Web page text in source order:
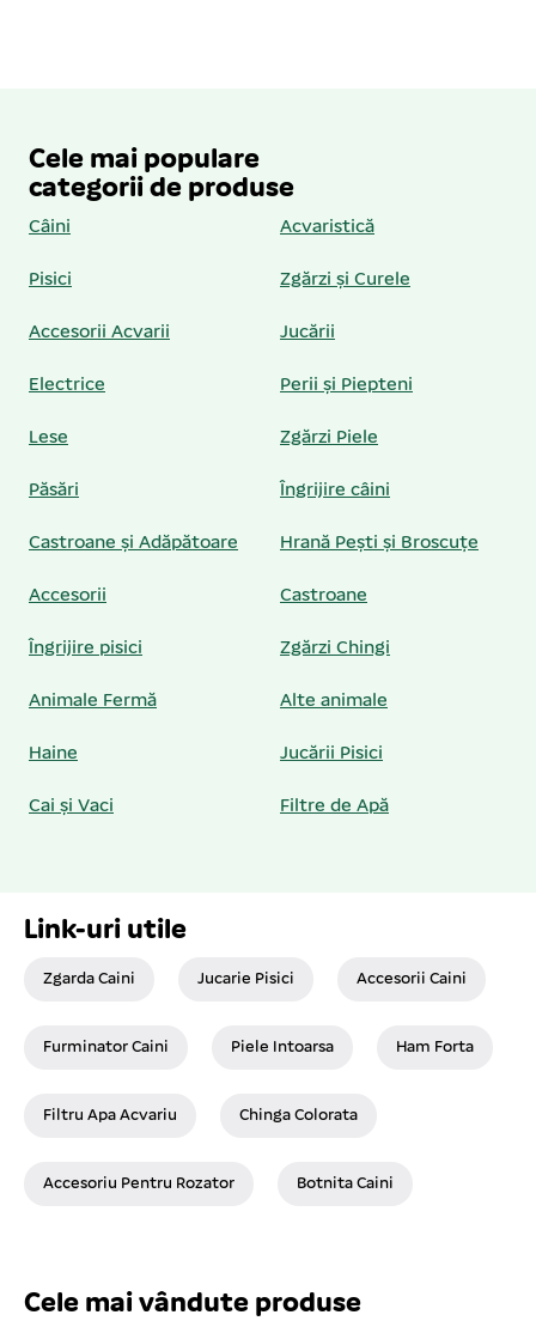
Cele mai populare
categorii de produse
Câini Acvaristică
Pisici Zgărzi și Curele
Accesorii Acvarii Jucării
Electrice Perii și Piepteni
Lese Zgărzi Piele
Păsări Îngrijire câini
Castroane și Adăpătoare Hrană Pești și Broscuțe
Accesorii Castroane
Îngrijire pisici Zgărzi Chingi
Animale Fermă Alte animale
Haine Jucării Pisici
Cai și Vaci Filtre de Apă
Link-uri utile
Zgarda Caini Jucarie Pisici Accesorii Caini
Furminator Caini Piele Intoarsa Ham Forta
Filtru Apa Acvariu Chinga Colorata
Accesoriu Pentru Rozator Botnita Caini
Cele mai vândute produse